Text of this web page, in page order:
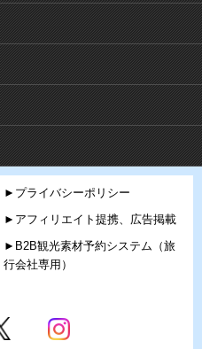
►プライバシーポリシー
►アフィリエイト提携、広告掲載
►B2B観光素材予約システム（旅
行会社専用）